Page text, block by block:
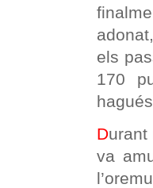
els
170
Durant
va